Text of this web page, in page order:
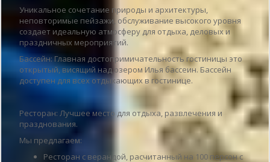
Уникальное сочетание природы и архитектуры,
неповторимые пейзажи, обслуживание высокого уровня
создает идеальную атмосферу для отдыха, деловых и
праздничных мероприятий.
Бассейн: Главная достопримичательность гостиницы это
открытый, висящий над озером Илья бассеин. Бассейн
доступен для всех отдыхающих в гостинице.
Ресторан: Лучшее место для отдыха, развлечения и
празднования.
Мы предлагаем:
Ресторан с верандой, расчитанный на 100 персон с